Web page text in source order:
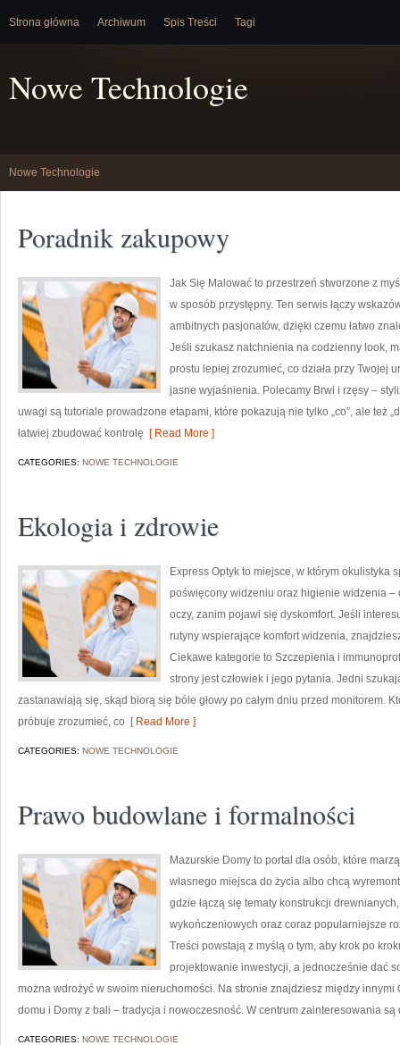
Strona główna Archiwum Spis Treści Tagi
Nowe Technologie
Nowe Technologie
Poradnik zakupowy
Jak Się Malować to przestrzeń stworzone z
w sposób przystępny. Ten serwis łączy
ambitnych pasjonatów, dzięki czemu łatwo
Jeśli szukasz natchnienia na codzienny look,
prostu lepiej zrozumieć, co działa przy Twojej
jasne wyjaśnienia. Polecamy Brwi i rzęsy –
uwagi są tutoriale prowadzone etapami, które pokazują nie tylko „co”, ale też
łatwiej zbudować kontrolę [ Read More ]
CATEGORIES: NOWE TECHNOLOGIE
Ekologia i zdrowie
Express Optyk to miejsce, w którym okulistyka
poświęcony widzeniu oraz higienie widzenia
oczy, zanim pojawi się dyskomfort. Jeśli
rutyny wspierające komfort widzenia,
Ciekawe kategorie to Szczepienia i
strony jest człowiek i jego pytania. Jedni
zastanawiają się, skąd biorą się bóle głowy po całym dniu przed monitorem.
próbuje zrozumieć, co [ Read More ]
CATEGORIES: NOWE TECHNOLOGIE
Prawo budowlane i formalności
Mazurskie Domy to portal dla osób, które
własnego miejsca do życia albo chcą
gdzie łączą się tematy konstrukcji
wykończeniowych oraz coraz popularniejsze
Treści powstają z myślą o tym, aby krok po
projektowanie inwestycji, a jednocześnie dać
można wdrożyć w swoim nieruchomości. Na stronie znajdziesz między
domu i Domy z bali – tradycja i nowoczesność. W centrum zainteresowania
CATEGORIES: NOWE TECHNOLOGIE